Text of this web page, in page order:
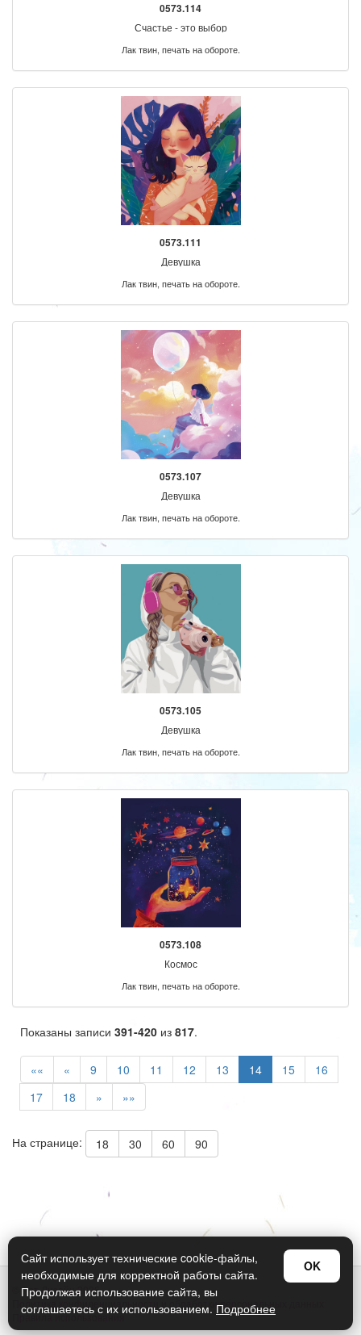
0573.114
Счастье - это выбор
Лак твин, печать на обороте.
0573.111
Девушка
Лак твин, печать на обороте.
0573.107
Девушка
Лак твин, печать на обороте.
0573.105
Девушка
Лак твин, печать на обороте.
0573.108
Космос
Лак твин, печать на обороте.
Показаны записи 391-420 из 817.
«« « 9 10 11 12 13 14 15
16
17
18 » »»
На странице: 18 30 60 90
© Арт Дизайн 2026
Политика конфиденциальности и обработки персональных данных
Правила использования
Сайт использует технические cookie-файлы,
необходимые для корректной работы сайта.
Продолжая использование сайта, вы
соглашаетесь с их использованием. Подробнее
OK